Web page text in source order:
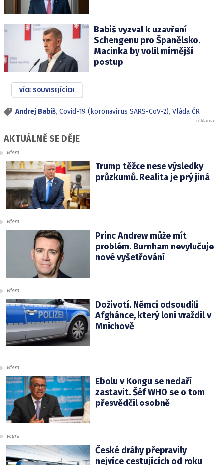
Babiš vyzval k uzavření
Schengenu pro Španělsko.
Macinka by volil mírnější
postup
VÍCE SOUVISEJÍCÍCH
Andrej Babiš, Covid-19 (koronavirus SARS-CoV-2), Vláda ČR
AKTUÁLNĚ SE DĚJE
včera
Trump těžce nese výsledky
průzkumů. Realita je prý jiná
včera
Princ Andrew může mít
problém. Burnham nevylučuje
nové vyšetřování
včera
Doživotí. Němci odsoudili
Afghánce, který loni vraždil v
Mnichově
včera
Ebolu v Kongu se nedaří
zastavit. Šéf WHO se o tom
přesvědčil osobně
včera
České dráhy přepravily
nejvíce cestujících od roku